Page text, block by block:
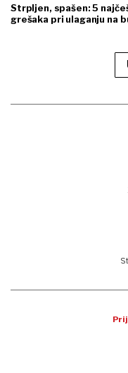
Strpljen, spašen: 5
grešaka pri ulaganju na